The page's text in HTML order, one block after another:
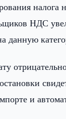
налога
НДС
данную
и